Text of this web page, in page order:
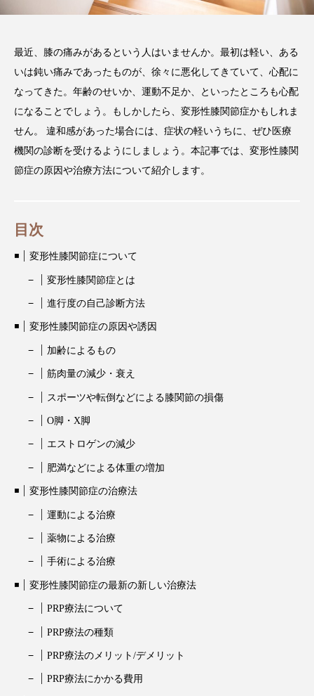
最近、膝の痛みがあるという人はいませんか。最初は軽い、ある
いは鈍い痛みであったものが、徐々に悪化してきていて、心配に
なってきた。年齢のせいか、運動不足か、といったところも心配
になることでしょう。もしかしたら、変形性膝関節症かもしれま
せん。 違和感があった場合には、症状の軽いうちに、ぜひ医療
機関の診断を受けるようにしましょう。本記事では、変形性膝関
節症の原因や治療方法について紹介します。
目次
変形性膝関節症について
変形性膝関節症とは
進行度の自己診断方法
変形性膝関節症の原因や誘因
加齢によるもの
筋肉量の減少・衰え
スポーツや転倒などによる膝関節の損傷
O脚・X脚
エストロゲンの減少
肥満などによる体重の増加
変形性膝関節症の治療法
運動による治療
薬物による治療
手術による治療
変形性膝関節症の最新の新しい治療法
PRP療法について
PRP療法の種類
PRP療法のメリット/デメリット
PRP療法にかかる費用